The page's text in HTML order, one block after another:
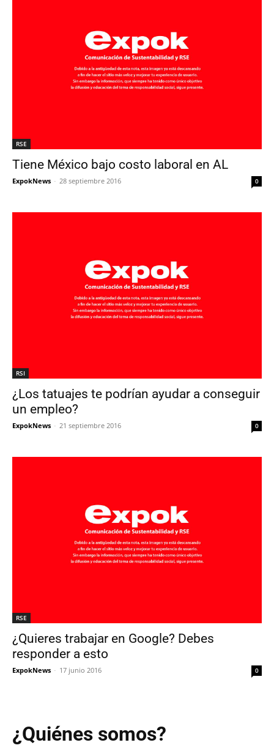
RSE
Tiene México bajo costo laboral en AL
ExpokNews - 28 septiembre 2016 0
RSI
¿Los tatuajes te podrían ayudar a conseguir
un empleo?
ExpokNews - 21 septiembre 2016 0
RSE
¿Quieres trabajar en Google? Debes
responder a esto
ExpokNews - 17 junio 2016 0
¿Quiénes somos?